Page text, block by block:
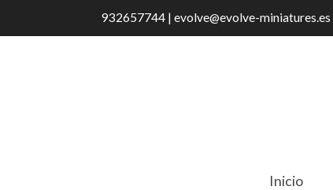
932657744 | evolve@evolve-miniatures.es
Inicio